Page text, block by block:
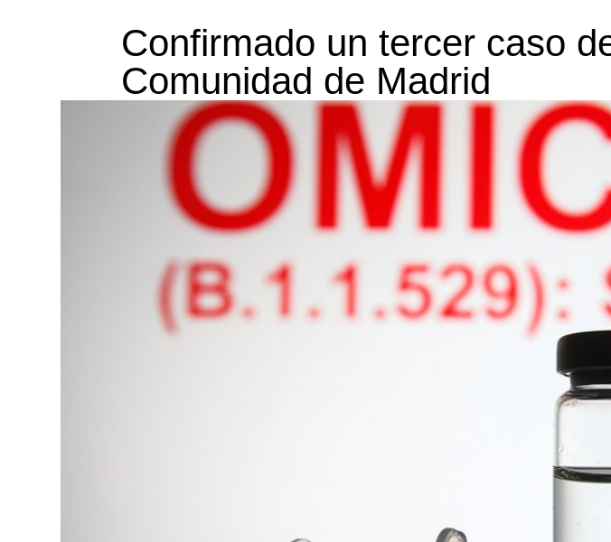
Confirmado un tercer caso
Comunidad de Madrid